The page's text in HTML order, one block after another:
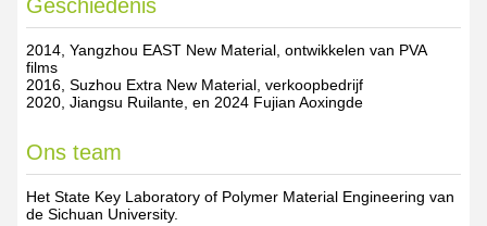
Geschiedenis
2014, Yangzhou EAST New Material, ontwikkelen van PVA
films
2016, Suzhou Extra New Material, verkoopbedrijf
2020, Jiangsu Ruilante, en 2024 Fujian Aoxingde
Ons team
Het State Key Laboratory of Polymer Material Engineering van
de Sichuan University.